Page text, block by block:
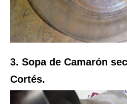
3. Sopa de Camarón
Cortés.